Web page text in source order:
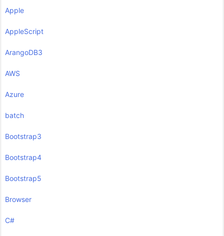
Apple
AppleScript
ArangoDB3
AWS
Azure
batch
Bootstrap3
Bootstrap4
Bootstrap5
Browser
C#